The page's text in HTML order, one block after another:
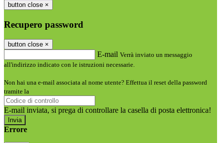
button close ×
Recupero password
button close ×
E-mail Verrà inviato un messaggio
all'indirizzo indicato con le istruzioni necessarie.
Non hai una e-mail associata al nome utente? Effettua il reset della password
tramite la
E-mail inviata, si prega di controllare la casella di posta elettronica!
Errore